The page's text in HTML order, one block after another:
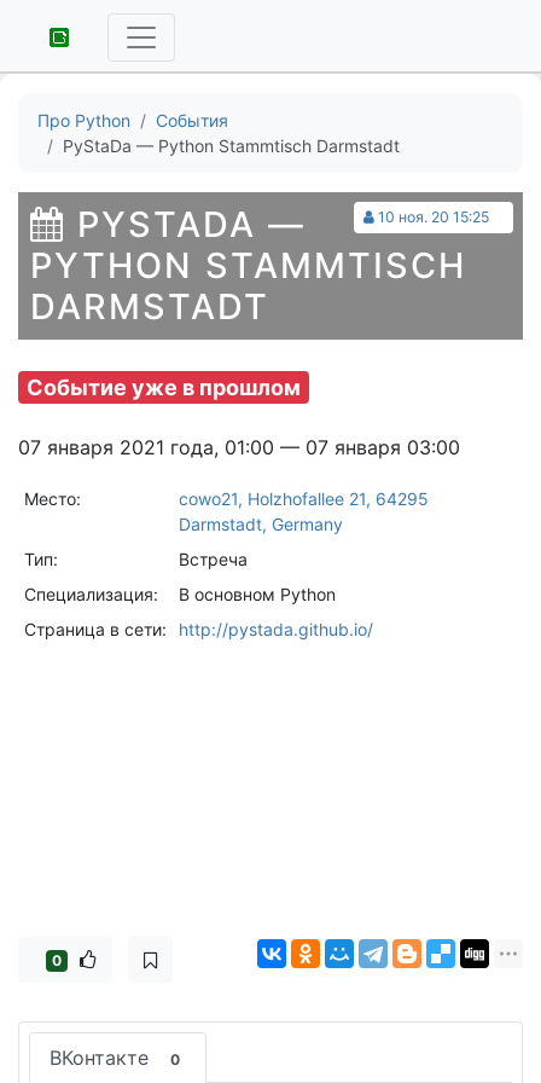
Про Python
События
PyStaDa — Python Stammtisch Darmstadt
10 ноя. 20 15:25
PYSTADA —
PYTHON STAMMTISCH
DARMSTADT
Событие уже в прошлом
07 января 2021 года, 01:00 — 07 января 03:00
Место:
cowo21, Holzhofallee 21, 64295
Darmstadt, Germany
Тип:
Встреча
Специализация:
В основном Python
Страница в сети:
http://pystada.github.io/
0
ВКонтакте 0